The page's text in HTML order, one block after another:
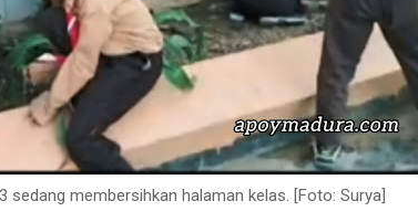
sedang membersihkan halaman kelas. [Foto: Surya]